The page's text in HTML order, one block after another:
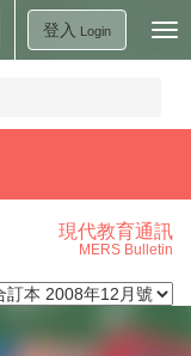
登入 Login
現代教育通訊
MERS Bulletin